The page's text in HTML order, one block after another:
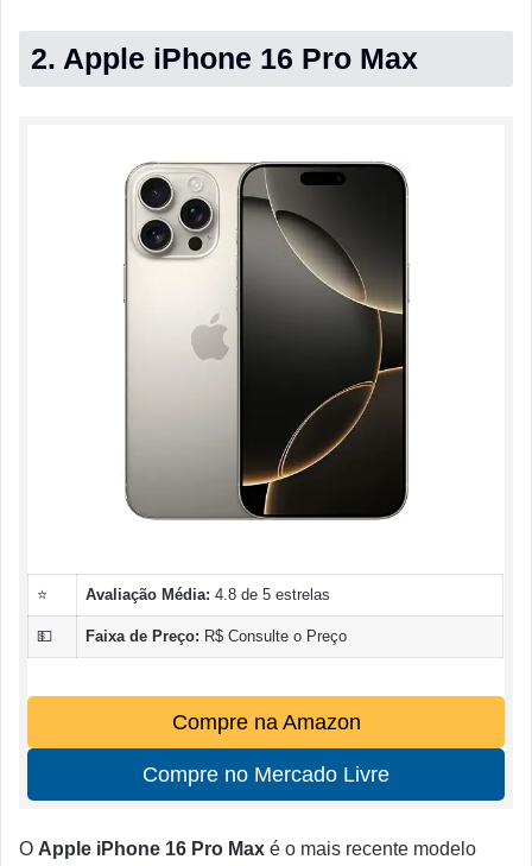
2. Apple iPhone 16 Pro Max
⭐ Avaliação Média: 4.8 de 5 estrelas
💵 Faixa de Preço: R$ Consulte o Preço
Compre na Amazon
Compre no Mercado Livre
O Apple iPhone 16 Pro Max é o mais recente modelo